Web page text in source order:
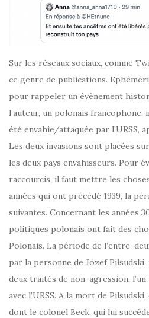
Sur les réseaux sociaux, comme
ce genre de publications.
pour rappeler un évènement
l’auteur, un polonais francophone,
été envahie/attaquée par l’URSS,
Les deux invasions sont placées
les deux pays envahisseurs. Pour
raccourcis, il faut mettre les
années qui ont précédé 1939, la
suivantes. Concernant les années
politiques polonais ont fait des
Polonais. La période de l’entre-
par la personne de Józef
deux traités de non-agression, l’un
avec l’URSS. A la mort de
dont le colonel Beck, qui lui